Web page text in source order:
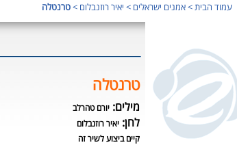
עמוד הבית>אמנים ישראלים > יאיר רוזנבלום >טרנטלה
טרנטלה
מילים: יורם טהרלב
לחן: יאיר רוזנבלום
קיים ביצוע לשיר זה